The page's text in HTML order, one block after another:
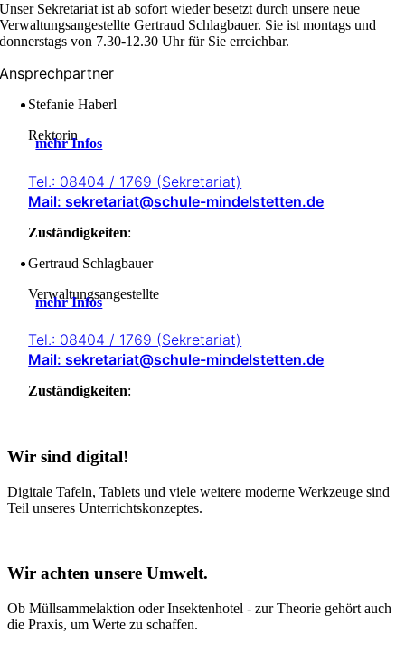
Unser Sekretariat ist ab sofort wieder besetzt durch unsere neue
Verwaltungsangestellte Gertraud Schlagbauer. Sie ist montags und
donnerstags von 7.30-12.30 Uhr für Sie erreichbar.
Ansprechpartner
Stefanie Haberl
Rektorin
mehr Infos
Tel.: 08404 / 1769 (Sekretariat)
Mail: sekretariat@schule-mindelstetten.de
Zuständigkeiten:
Gertraud Schlagbauer
Verwaltungsangestellte
mehr Infos
Tel.: 08404 / 1769 (Sekretariat)
Mail: sekretariat@schule-mindelstetten.de
Zuständigkeiten:
Wir sind digital!
Digitale Tafeln, Tablets und viele weitere moderne Werkzeuge sind
Teil unseres Unterrichtskonzeptes.
Wir achten unsere Umwelt.
Ob Müllsammelaktion oder Insektenhotel - zur Theorie gehört auch
die Praxis, um Werte zu schaffen.